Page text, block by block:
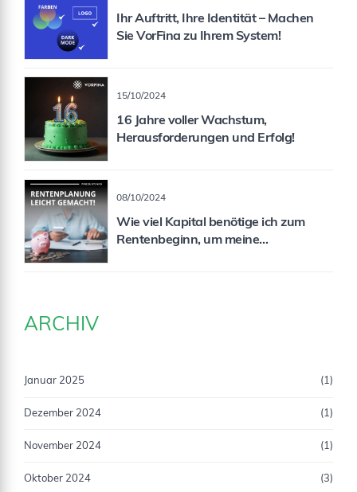
Ihr Auftritt, Ihre Identität – Machen
Sie VorFina zu Ihrem System!
15/10/2024
16 Jahre voller Wachstum,
Herausforderungen und Erfolg!
08/10/2024
Wie viel Kapital benötige ich zum
Rentenbeginn, um meine
ARCHIV
Januar 2025 (1)
Dezember 2024 (1)
November 2024 (1)
Oktober 2024 (3)